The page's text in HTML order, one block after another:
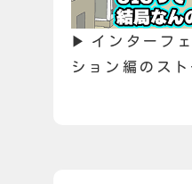
インターフ
ション編のス